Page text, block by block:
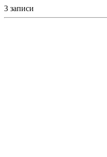
3 записи